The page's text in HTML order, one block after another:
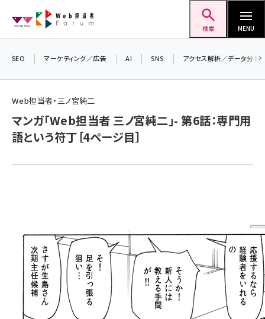
ン
検索 MENU
seo (3526)
z世代 (1622)
meo (1275)
llmo (1163)
SEO マーケティング／広告 AI SNS アクセス解析／データ分析
Web担当者・三ノ宮純二
マンガ「Web担当者 三ノ宮純二」- 第6話：専門用
語という符丁［4ページ目］